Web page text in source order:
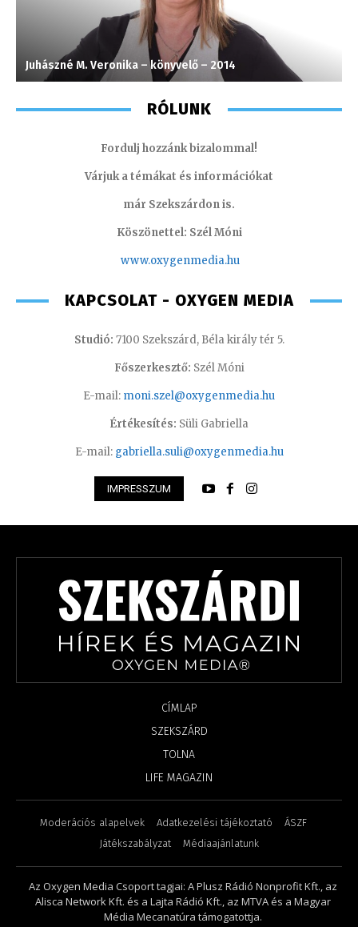
Juhászné M. Veronika – könyvelő – 2014
RÓLUNK
Fordulj hozzánk bizalommal!
Várjuk a témákat és információkat
már Szekszárdon is.
Köszönettel: Szél Móni
www.oxygenmedia.hu
KAPCSOLAT - OXYGEN MEDIA
Studió: 7100 Szekszárd, Béla király tér 5.
Főszerkesztő: Szél Móni
E-mail: moni.szel@oxygenmedia.hu
Értékesítés: Süli Gabriella
E-mail: gabriella.suli@oxygenmedia.hu
IMPRESSZUM
CÍMLAP
SZEKSZÁRD
TOLNA
LIFE MAGAZIN
Moderációs alapelvek Adatkezelési tájékoztató
ÁSZF
Játékszabályzat
Médiaajánlatunk
Az Oxygen Media Csoport tagjai: A Plusz Rádió Nonprofit Kft., az
Alisca Network Kft. és a Lajta Rádió Kft., az MTVA és a Magyar
Média Mecanatúra támogatottja.